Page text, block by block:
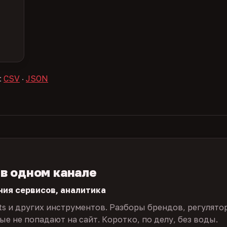
CSV · JSON
одном канале
сервисов, аналитика
и других инструментов. Разборы брендов,
не попадают на сайт. Коротко, по делу, без воды.